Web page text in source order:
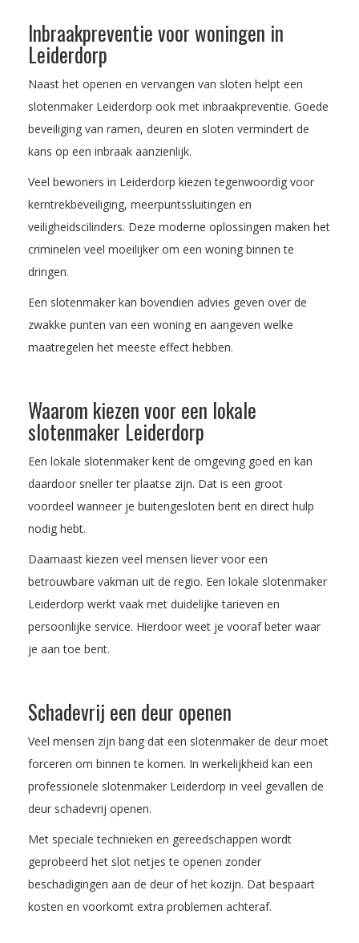
Inbraakpreventie voor woningen in
Leiderdorp
Naast het openen en vervangen van sloten helpt een
slotenmaker Leiderdorp ook met inbraakpreventie. Goede
beveiliging van ramen, deuren en sloten vermindert de
kans op een inbraak aanzienlijk.
Veel bewoners in Leiderdorp kiezen tegenwoordig voor
kerntrekbeveiliging, meerpuntssluitingen en
veiligheidscilinders. Deze moderne oplossingen maken het
criminelen veel moeilijker om een woning binnen te
dringen.
Een slotenmaker kan bovendien advies geven over de
zwakke punten van een woning en aangeven welke
maatregelen het meeste effect hebben.
Waarom kiezen voor een lokale
slotenmaker Leiderdorp
Een lokale slotenmaker kent de omgeving goed en kan
daardoor sneller ter plaatse zijn. Dat is een groot
voordeel wanneer je buitengesloten bent en direct hulp
nodig hebt.
Daarnaast kiezen veel mensen liever voor een
betrouwbare vakman uit de regio. Een lokale slotenmaker
Leiderdorp werkt vaak met duidelijke tarieven en
persoonlijke service. Hierdoor weet je vooraf beter waar
je aan toe bent.
Schadevrij een deur openen
Veel mensen zijn bang dat een slotenmaker de deur moet
forceren om binnen te komen. In werkelijkheid kan een
professionele slotenmaker Leiderdorp in veel gevallen de
deur schadevrij openen.
Met speciale technieken en gereedschappen wordt
geprobeerd het slot netjes te openen zonder
beschadigingen aan de deur of het kozijn. Dat bespaart
kosten en voorkomt extra problemen achteraf.